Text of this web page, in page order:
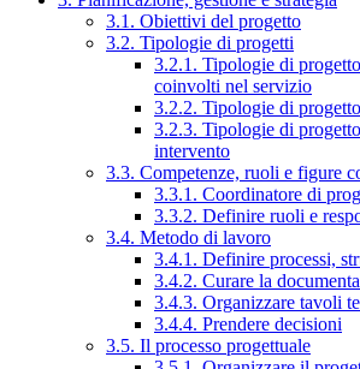
3.1. Obiettivi del progetto
3.2. Tipologie di progetti
3.2.1. Tipologie di
coinvolti nel servizio
3.2.2. Tipologie di
3.2.3. Tipologie di
intervento
3.3. Competenze, ruoli e figure
3.3.1. Coordinatore di
3.3.2. Definire ruoli e
3.4. Metodo di lavoro
3.4.1. Definire processi,
3.4.2. Curare la
3.4.3. Organizzare tavoli
3.4.4. Prendere decisioni
3.5. Il processo progettuale